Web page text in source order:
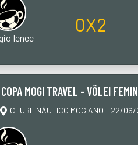
Ienec
0X2
COPA MOGI TRAVEL - VÔLEI
CLUBE NÁUTICO MOGIANO - 22/